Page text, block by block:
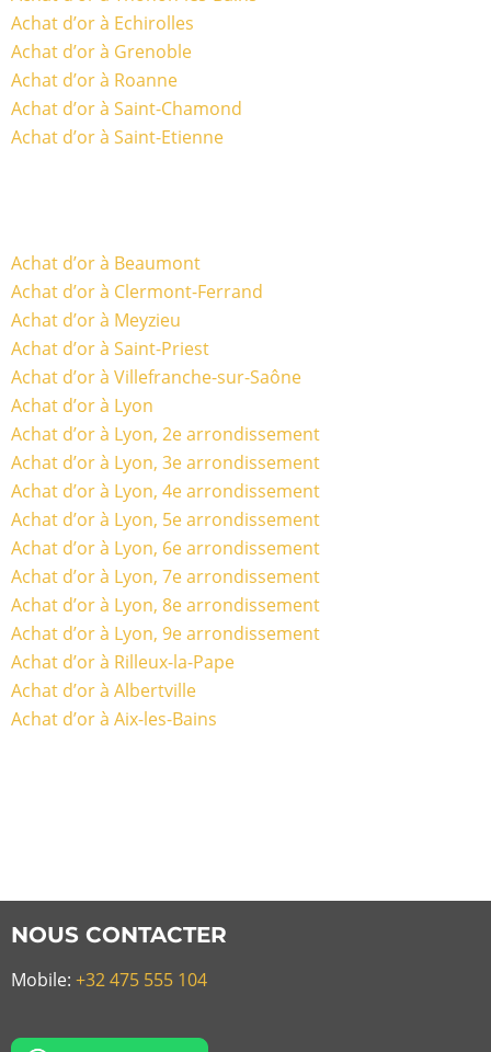
Achat d’or à Echirolles
Achat d’or à Grenoble
Achat d’or à Roanne
Achat d’or à Saint-Chamond
Achat d’or à Saint-Etienne
Achat d’or à Beaumont
Achat d’or à Clermont-Ferrand
Achat d’or à Meyzieu
Achat d’or à Saint-Priest
Achat d’or à Villefranche-sur-Saône
Achat d’or à Lyon
Achat d’or à Lyon, 2e arrondissement
Achat d’or à Lyon, 3e arrondissement
Achat d’or à Lyon, 4e arrondissement
Achat d’or à Lyon, 5e arrondissement
Achat d’or à Lyon, 6e arrondissement
Achat d’or à Lyon, 7e arrondissement
Achat d’or à Lyon, 8e arrondissement
Achat d’or à Lyon, 9e arrondissement
Achat d’or à Rilleux-la-Pape
Achat d’or à Albertville
Achat d’or à Aix-les-Bains
NOUS CONTACTER
Mobile: +32 475 555 104